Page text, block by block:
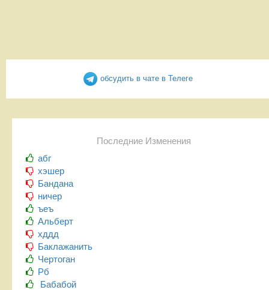
обсудить в чате в Телеге
Последние Изменения
абг
хэшер
Бандана
ничер
ъеъ
Альберт
хддд
Баклажанить
Чертоган
Рб
Бабабой